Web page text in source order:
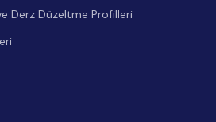
Derz Düzeltme Profilleri